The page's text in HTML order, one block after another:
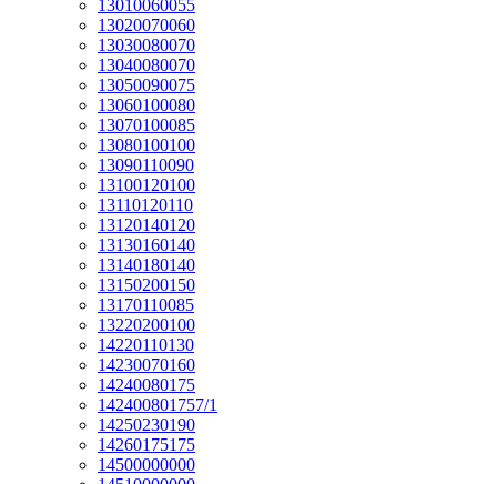
13010060055
13020070060
13030080070
13040080070
13050090075
13060100080
13070100085
13080100100
13090110090
13100120100
13110120110
13120140120
13130160140
13140180140
13150200150
13170110085
13220200100
14220110130
14230070160
14240080175
142400801757/1
14250230190
14260175175
14500000000